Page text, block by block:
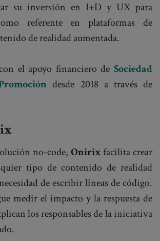
su inversión en I+D y UX para
referente en plataformas de
de realidad aumentada.
el apoyo financiero de Sociedad
desde 2018 a través de
no-code, Onirixfacilita crear
tipo de contenido de realidad
de escribir líneas de código.
medir el impacto y la respuesta de
los responsables de la iniciativa